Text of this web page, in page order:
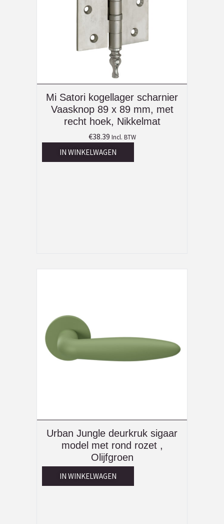
Mi Satori kogellager scharnier
Vaasknop 89 x 89 mm, met
recht hoek, Nikkelmat
€38.39 Incl. BTW
IN WINKELWAGEN
Urban Jungle deurkruk sigaar
model met rond rozet ,
Olijfgroen
IN WINKELWAGEN